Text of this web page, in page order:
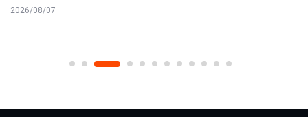
2026/08/07